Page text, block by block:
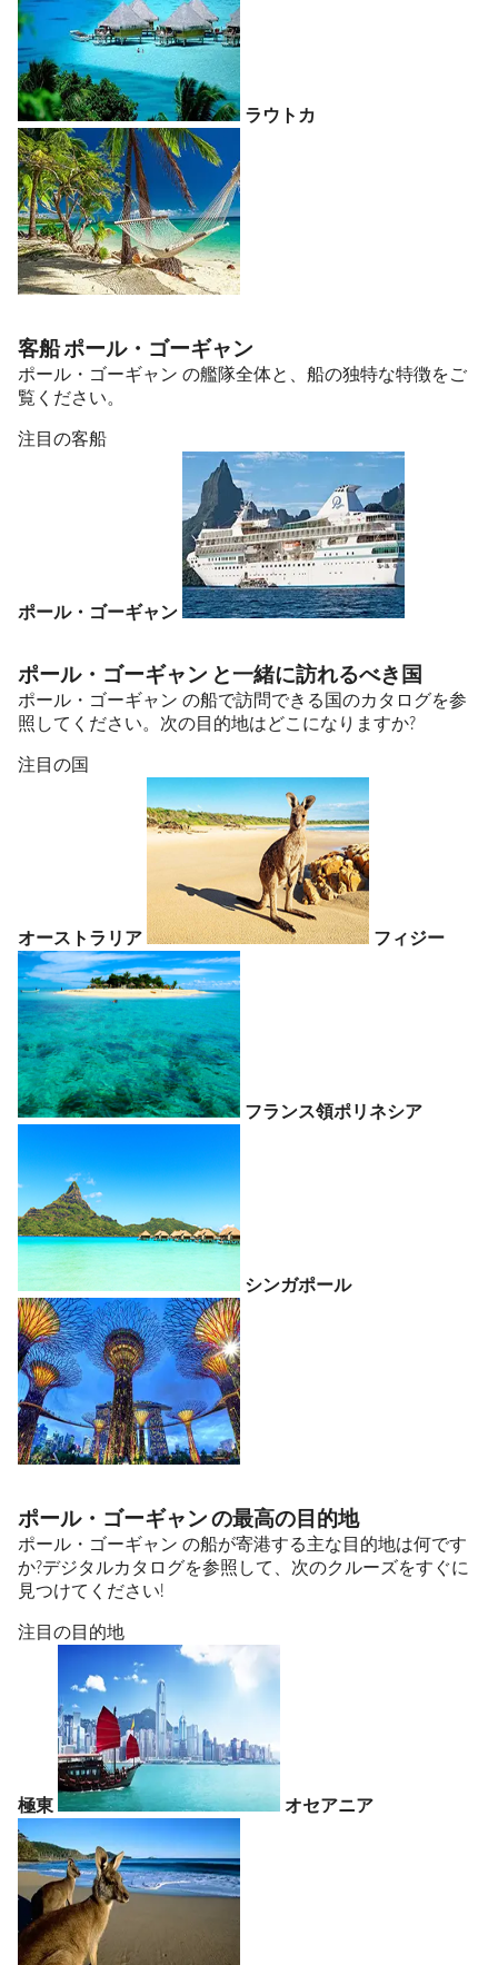
ラウトカ
客船 ポール・ゴーギャン
ポール・ゴーギャン の艦隊全体と、船の独特な特徴をご
覧ください。
注目の客船
ポール・ゴーギャン
ポール・ゴーギャン と一緒に訪れるべき国
ポール・ゴーギャン の船で訪問できる国のカタログを参
照してください。次の目的地はどこになりますか?
注目の国
オーストラリア フィジー
フランス領ポリネシア
シンガポール
ポール・ゴーギャン の最高の目的地
ポール・ゴーギャン の船が寄港する主な目的地は何です
か?デジタルカタログを参照して、次のクルーズをすぐに
見つけてください!
注目の目的地
極東 オセアニア